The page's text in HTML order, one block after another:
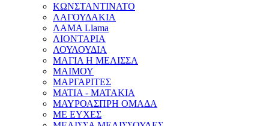
ΚΩΝΣΤΑΝΤΙΝΑΤΟ
ΛΑΓΟΥΔΑΚΙΑ
ΛΑΜΑ Llama
ΛΙΟΝΤΑΡΙΑ
ΛΟΥΛΟΥΔΙΑ
ΜΑΓΙΑ Η ΜΕΛΙΣΣΑ
ΜΑΙΜΟΥ
ΜΑΡΓΑΡΙΤΕΣ
ΜΑΤΙΑ - ΜΑΤΑΚΙΑ
ΜΑΥΡΟΑΣΠΡΗ ΟΜΑΔΑ
ΜΕ ΕΥΧΕΣ